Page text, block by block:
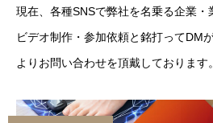
現在、各種SNSで弊社を名乗る企業
ビデオ制作・参加依頼と銘打ってDM
よりお問い合わせを頂戴しております
係がありませんので、ご注意くださ